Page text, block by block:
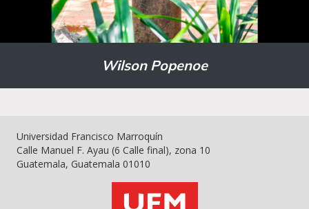
Wilson Popenoe
Universidad Francisco Marroquín
Calle Manuel F. Ayau (6 Calle final), zona 10
Guatemala, Guatemala 01010